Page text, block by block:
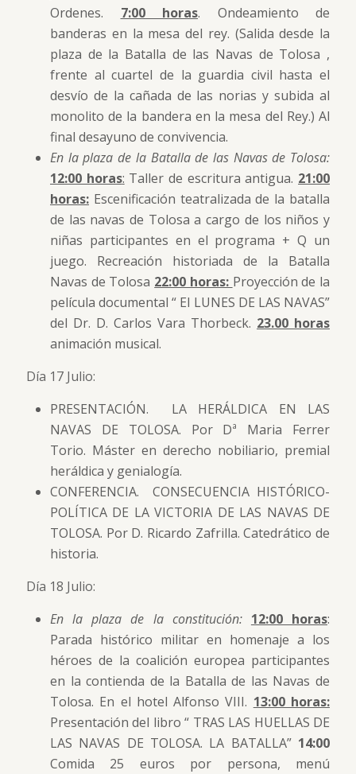
Ordenes. 7:00 horas. Ondeamiento de
banderas en la mesa del rey. (Salida desde la
plaza de la Batalla de las Navas de Tolosa ,
frente al cuartel de la guardia civil hasta el
desvío de la cañada de las norias y subida al
monolito de la bandera en la mesa del Rey.) Al
final desayuno de convivencia.
En la plaza de la Batalla de las Navas de Tolosa:
12:00 horas: Taller de escritura antigua. 21:00
horas: Escenificación teatralizada de la batalla
de las navas de Tolosa a cargo de los niños y
niñas participantes en el programa + Q un
juego. Recreación historiada de la Batalla
Navas de Tolosa 22:00 horas: Proyección de la
película documental “ El LUNES DE LAS NAVAS”
del Dr. D. Carlos Vara Thorbeck. 23.00 horas
animación musical.
Día 17 Julio:
PRESENTACIÓN. LA HERÁLDICA EN LAS
NAVAS DE TOLOSA. Por Dª Maria Ferrer
Torio. Máster en derecho nobiliario, premial
heráldica y genialogía.
CONFERENCIA. CONSECUENCIA HISTÓRICO-
POLÍTICA DE LA VICTORIA DE LAS NAVAS DE
TOLOSA. Por D. Ricardo Zafrilla. Catedrático de
historia.
Día 18 Julio:
En la plaza de la constitución: 12:00 horas:
Parada histórico militar en homenaje a los
héroes de la coalición europea participantes
en la contienda de la Batalla de las Navas de
Tolosa. En el hotel Alfonso VIII. 13:00 horas:
Presentación del libro “ TRAS LAS HUELLAS DE
LAS NAVAS DE TOLOSA. LA BATALLA” 14:00
Comida 25 euros por persona, menú